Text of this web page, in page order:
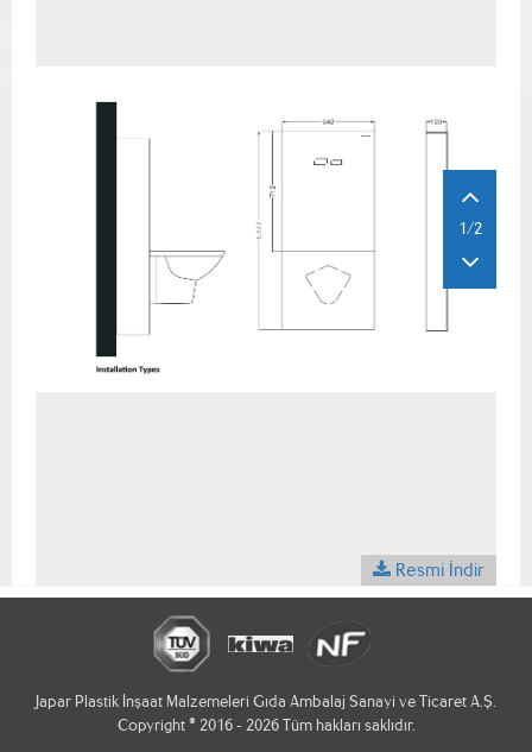
1/2
Resmi İndir
Japar Plastik İnşaat Malzemeleri Gıda Ambalaj Sanayi ve Ticaret A.Ş.
Copyright © 2016 - 2026 Tüm hakları saklıdır.